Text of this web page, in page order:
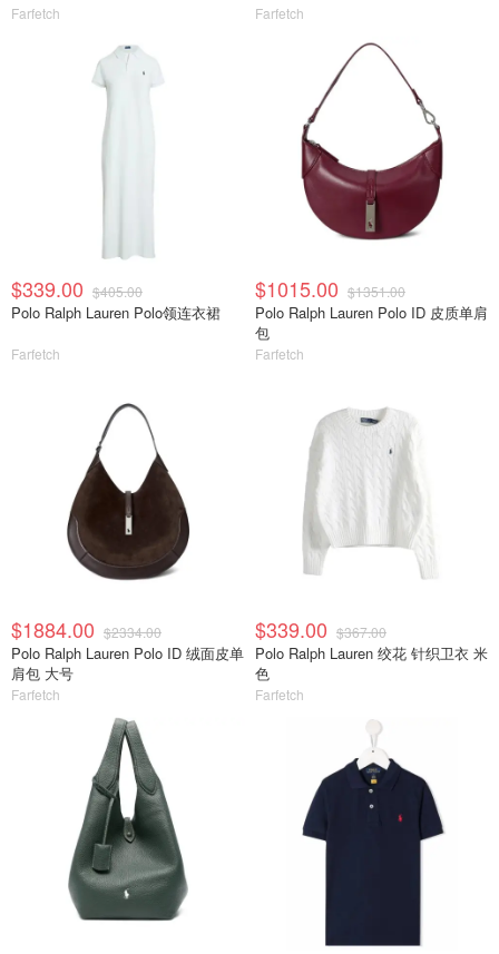
Farfetch Farfetch
$339.00 $405.00
Polo Ralph Lauren Polo领连衣裙
Farfetch
$1015.00 $1351.00
Polo Ralph Lauren Polo ID 皮质单肩
包
Farfetch
$1884.00 $2334.00
Polo Ralph Lauren Polo ID 绒面皮单
肩包 大号
Farfetch
$339.00 $367.00
Polo Ralph Lauren 绞花 针织卫衣 米
色
Farfetch